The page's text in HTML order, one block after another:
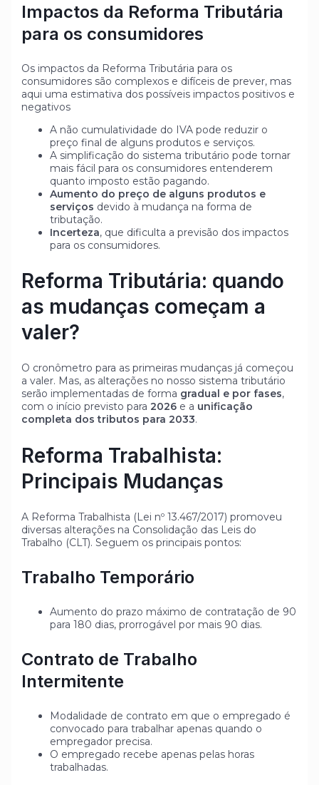
Impactos da Reforma Tributária
para os consumidores
Os impactos da Reforma Tributária para os
consumidores são complexos e difíceis de prever, mas
aqui uma estimativa dos possíveis impactos positivos e
negativos
A não cumulatividade do IVA pode reduzir o
preço final de alguns produtos e serviços.
A simplificação do sistema tributário pode tornar
mais fácil para os consumidores entenderem
quanto imposto estão pagando.
Aumento do preço de alguns produtos e
serviços devido à mudança na forma de
tributação.
Incerteza, que dificulta a previsão dos impactos
para os consumidores.
Reforma Tributária: quando
as mudanças começam a
valer?
O cronômetro para as primeiras mudanças já começou
a valer. Mas, as alterações no nosso sistema tributário
serão implementadas de forma gradual e por fases,
com o início previsto para 2026e a unificação
completa dos tributos para 2033.
Reforma Trabalhista:
Principais Mudanças
A Reforma Trabalhista (Lei nº 13.467/2017) promoveu
diversas alterações na Consolidação das Leis do
Trabalho (CLT). Seguem os principais pontos:
Trabalho Temporário
Aumento do prazo máximo de contratação de 90
para 180 dias, prorrogável por mais 90 dias.
Contrato de Trabalho
Intermitente
Modalidade de contrato em que o empregado é
convocado para trabalhar apenas quando o
empregador precisa.
O empregado recebe apenas pelas horas
trabalhadas.